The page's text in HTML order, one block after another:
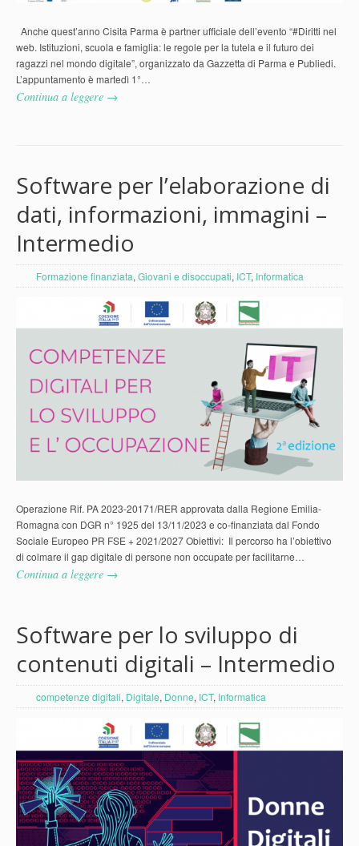
Anche quest’anno Cisita Parma è partner ufficiale dell’evento “#Diritti nel
web. Istituzioni, scuola e famiglia: le regole per la tutela e il futuro dei
ragazzi nel mondo digitale”, organizzato da Gazzetta di Parma e Publiedi.
L’appuntamento è martedì 1°…
Continua a leggere →
Software per l’elaborazione di
dati, informazioni, immagini –
Intermedio
Formazione finanziata, Giovani e disoccupati, ICT, Informatica
Operazione Rif. PA 2023-20171/RER approvata dalla Regione Emilia-
Romagna con DGR n° 1925 del 13/11/2023 e co-finanziata dal Fondo
Sociale Europeo PR FSE + 2021/2027 Obiettivi: Il percorso ha l’obiettivo
di colmare il gap digitale di persone non occupate per facilitarne…
Continua a leggere →
Software per lo sviluppo di
contenuti digitali – Intermedio
competenze digitali, Digitale, Donne, ICT, Informatica